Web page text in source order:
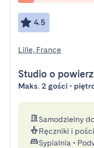
4.5
Lille, France
Studio o
Maks. 2 gości •
Samodzielny
Ręczniki i
Sypialnia •